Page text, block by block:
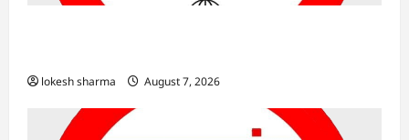
lokesh sharma August 7, 2026